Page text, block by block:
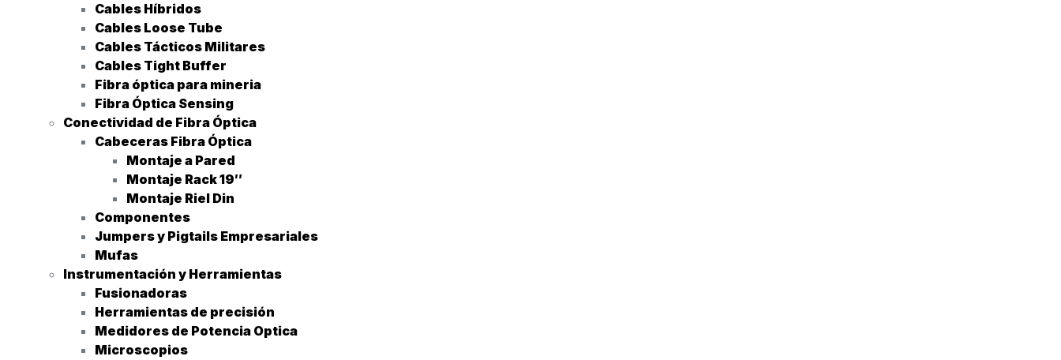
Cables Híbridos
Cables Loose Tube
Cables Tácticos Militares
Cables Tight Buffer
Fibra óptica para mineria
Fibra Óptica Sensing
Conectividad de Fibra Óptica
Cabeceras Fibra Óptica
Montaje a Pared
Montaje Rack 19″
Montaje Riel Din
Componentes
Jumpers y Pigtails Empresariales
Mufas
Instrumentación y Herramientas
Fusionadoras
Herramientas de precisión
Medidores de Potencia Optica
Microscopios